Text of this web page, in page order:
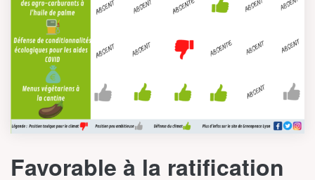
Favorable à la ratification